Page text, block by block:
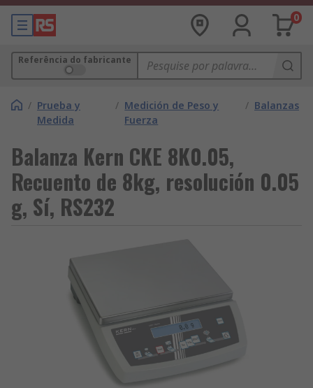
0
Referência do fabricante
/ Prueba y
Medida
/ Medición de Peso y
Fuerza
/ Balanzas
Balanza Kern CKE 8K0.05,
Recuento de 8kg, resolución 0.05
g, Sí, RS232